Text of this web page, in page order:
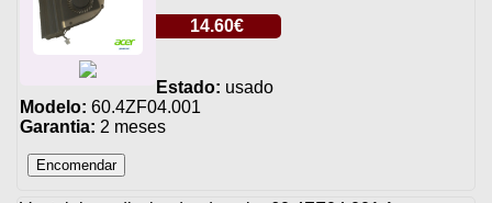
14.60€
Estado: usado
Modelo: 60.4ZF04.001
Garantia: 2 meses